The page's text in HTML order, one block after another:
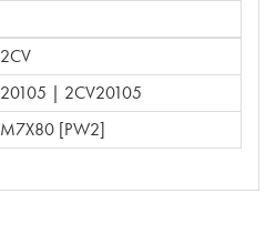
2CV
20105 | 2CV20105
M7X80 [PW2]